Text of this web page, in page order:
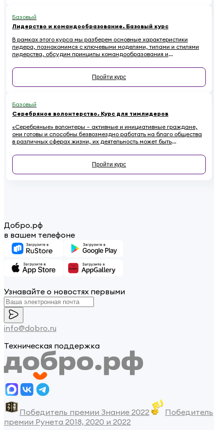
Базовый
Лидерство и командообразование. Базовый курс
В рамках этого курса мы разберем основные характеристики
лидера, познакомимся с ключевыми моделями, типами и стилями
лидерства, обсудим принципы командообразования и
лидерских качеств.
Пройти курс
Базовый
Серебряное волонтерство. Курс для тимлидеров
«Серебряные» волонтеры – активные и инициативные граждане,
они готовы и способны безвозмездно работать на благо общества
в различных сферах жизни, их деятельность может быть
социального и культурно-образовательного характера, а также на
оказание помощи наиболее уязвимым категориям населения.
Привлечение, отбор и обучение волонтеров, контроль всех членов
Пройти курс
Добро.рф
в вашем телефоне
Узнавайте о новостях первыми
info@dobro.ru
Техническая поддержка
Победитель премии Знание 2022
Победитель
премии Рунета 2018, 2020 и 2022